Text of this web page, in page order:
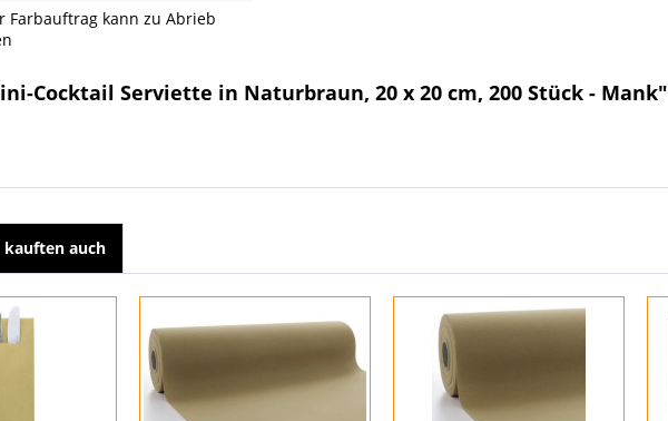
Farbauftrag kann zu Abrieb
Cocktail Serviette in Naturbraun, 20 x 20 cm, 200 Stück - Mank"
kauften auch